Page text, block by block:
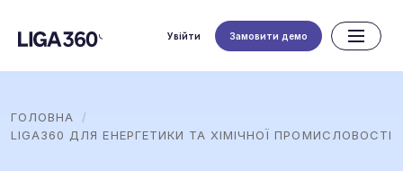
Увійти Замовити демо
ГОЛОВНА
LIGA360 ДЛЯ ЕНЕРГЕТИКИ ТА ХІМІЧНОЇ ПРОМИСЛОВОСТІ